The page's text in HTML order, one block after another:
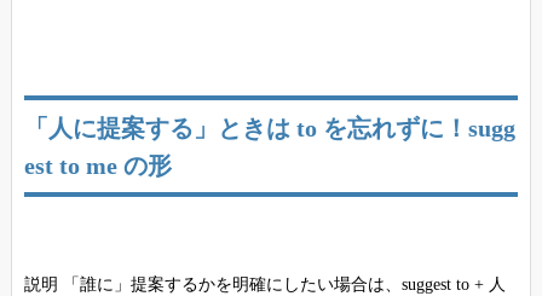
「人に提案する」ときは to を忘れずに！sugg
est to me の形
説明 「誰に」提案するかを明確にしたい場合は、suggest to + 人